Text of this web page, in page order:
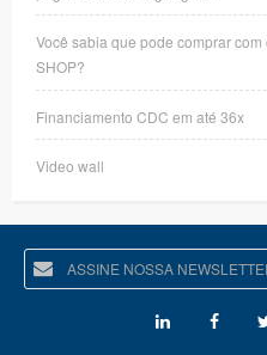
Você sabia que pode comprar
SHOP?
Financiamento CDC em até 36x
Video wall